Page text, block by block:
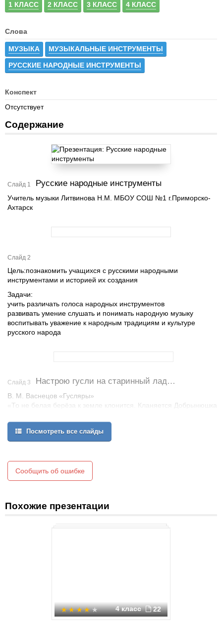
1 КЛАСС 2 КЛАСС 3 КЛАСС 4 КЛАСС
Слова
МУЗЫКА МУЗЫКАЛЬНЫЕ ИНСТРУМЕНТЫ
РУССКИЕ НАРОДНЫЕ ИНСТРУМЕНТЫ
Конспект
Отсутствует
Содержание
Слайд 1 Русские народные инструменты
Учитель музыки Литвинова Н.М. МБОУ СОШ №1 г.Приморско-
Ахтарск
Слайд 2
Цель:познакомить учащихся с русскими народными
инструментами и историей их создания
Задачи:
учить различать голоса народных инструментов
развивать умение слушать и понимать народную музыку
воспитывать уважение к народным традициям и культуре
русского народа
Слайд 3 Настрою гусли на старинный лад…
В. М. Васнецов «Гусляры»
«То не белая берёза к земле клонится. Кланяется Добрынюшка
Из былины «Добрыня»
Посмотреть все слайды
Сообщить об ошибке
Похожие презентации
4 класс 22